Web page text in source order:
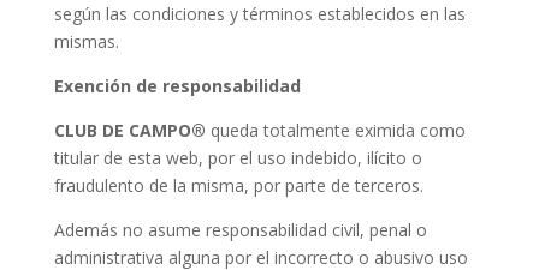
según las condiciones y términos establecidos en las
mismas.
Exención de responsabilidad
CLUB DE CAMPO® queda totalmente eximida como
titular de esta web, por el uso indebido, ilícito o
fraudulento de la misma, por parte de terceros.
Además no asume responsabilidad civil, penal o
administrativa alguna por el incorrecto o abusivo uso